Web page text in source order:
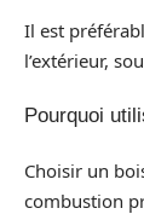
Il est
l’extérieur,
Pourquoi
Choisir un
combustion